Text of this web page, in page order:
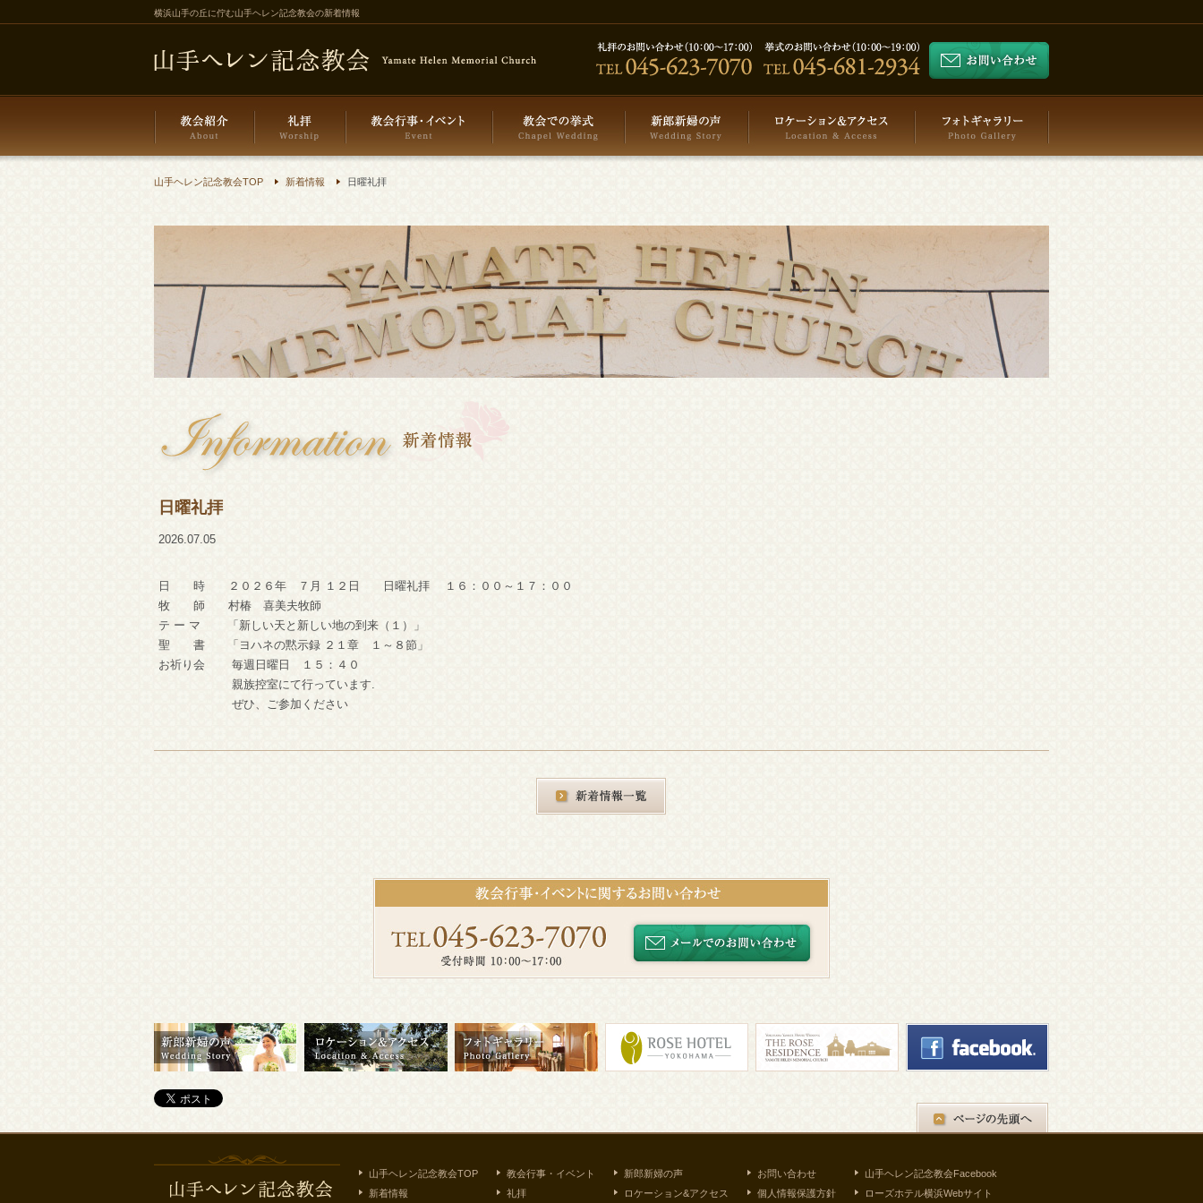
横浜山手の丘に佇む山手ヘレン記念教会の新着情報
山手ヘレン記念教会TOP 新着情報 日曜礼拝
日曜礼拝
2026.07.05
日 時 ２０２６年 ７月 １２日 日曜礼拝 １６：００～１７：００
牧 師 村椿 喜美夫牧師
テ ー マ 「新しい天と新しい地の到来（１）」
聖 書 「ヨハネの黙示録 ２１ 章 １～８節 」
お祈り会 毎週日曜日 １５：４０
親族控室にて行っています.
ぜひ、ご参加ください
山手ヘレン記念教会TOP
新着情報
教会行事・イベント
礼拝
新郎新婦の声
ロケーション&アクセス
お問い合わせ
個人情報保護方針
山手ヘレン記念教会Facebook
ローズホテル横浜Webサイト